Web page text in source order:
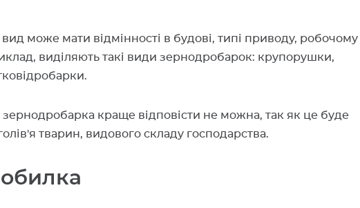
може мати відмінності в будові, типі приводу, робочому
виділяють такі види зернодробарок: крупорушки,
краще відповісти не можна, так як це буде
тварин, видового складу господарства.